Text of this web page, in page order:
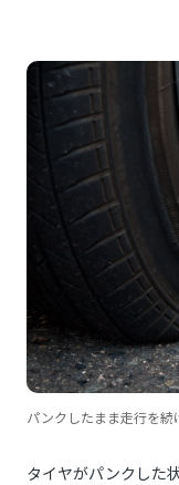
パンクしたまま走行を続
タイヤがパンクした